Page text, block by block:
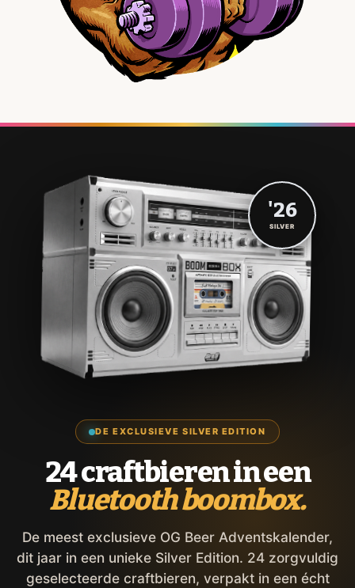
DE EXCLUSIEVE SILVER EDITION
24 craftbieren in een
Bluetooth boombox.
De meest exclusieve OG Beer Adventskalender,
dit jaar in een unieke Silver Edition. 24 zorgvuldig
geselecteerde craftbieren, verpakt in een écht
'26
SILVER